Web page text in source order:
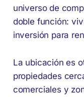
universo de
doble función:
inversión para
La ubicación es
propiedades
comerciales y